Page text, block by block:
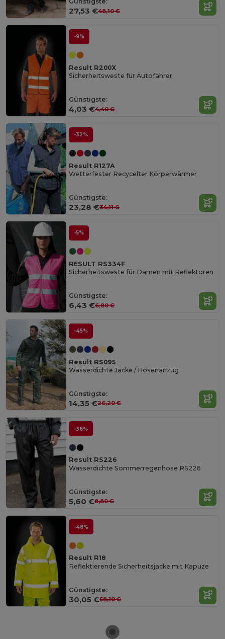
27,53 €48,10 €
-9%
Result R200X
Sicherheitsweste für Autofahrer
Günstigste:
4,03 €4,40 €
-32%
Result R127A
Wetterfester Recycelter Körperwärmer
Günstigste:
23,28 €34,11 €
-5%
RESULT RS334F
Sicherheitsweste für Damen mit Reflektoren
Günstigste:
6,43 €6,80 €
-45%
Result RS095
Wasserdichte Jacke / Hosenanzug
Günstigste:
14,35 €26,20 €
-36%
Result RS226
Wasserdichte Sommerregenhose RS226
Günstigste:
5,60 €8,80 €
-48%
Result R18
Reflektierende Sicherheitsjacke mit Kapuze
Günstigste:
30,05 €58,10 €